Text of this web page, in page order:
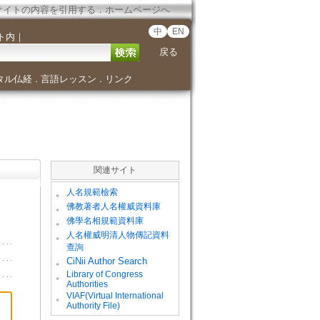
イトの内容を引用する．ホームページへ
内 ｜ 中 EN
戻る
ル仏経． 言語レッスン ． リンク
関連サイト
。 人名規範檢索
。 佛教著者人名權威資料庫
。 佛學名相規範資料庫
。
人名權威明清人物傳記資料
查詢
。
CiNii Author Search
。
Library of Congress
Authorities
。
VIAF(Virtual International
Authority File)